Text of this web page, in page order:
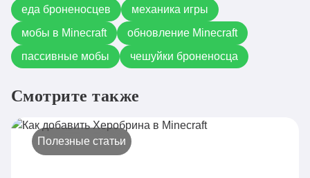
еда броненосцев
механика игры
мобы в Minecraft
обновление Minecraft
пассивные мобы
чешуйки броненосца
Смотрите также
Полезные статьи